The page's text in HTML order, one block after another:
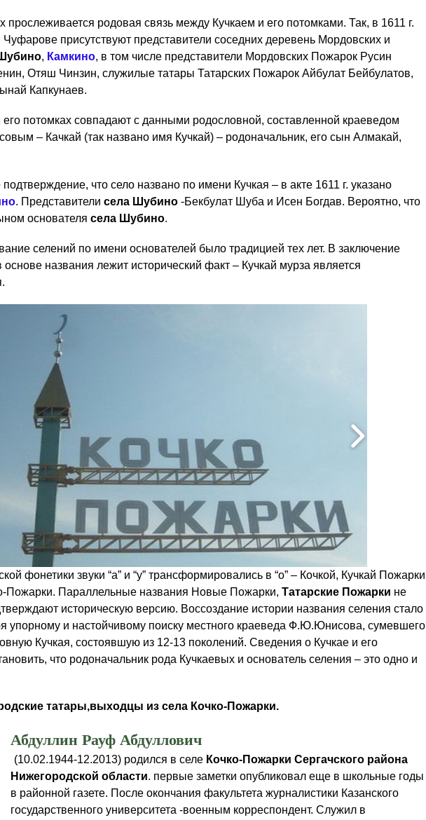
прослеживается родовая связь между Кучкаем и его потомками. Так, в 1611 г.
Чуфарове присутствуют представители соседних деревень Мордовских и
, Камкино, в том числе представители Мордовских Пожарок Русин
Отяш Чинзин, служилые татары Татарских Пожарок Айбулат Бейбулатов,
Капкунаев.
потомках совпадают с данными родословной, составленной краеведом
– Качкай (так названо имя Кучкай) – родоначальник, его сын Алмакай,
что село названо по имени Кучкая – в акте 1611 г. указано
. Представители села Шубино -Бекбулат Шуба и Исен Богдав. Вероятно, что
основателя села Шубино.
селений по имени основателей было традицией тех лет. В заключение
основе названия лежит исторический факт – Кучкай мурза является
фонетики звуки “а” и “у” трансформировались в “о” – Кочкой, Кучкай Пожарки
Пожарки. Параллельные названия Новые Пожарки, Татарские Пожарки не
историческую версию. Воссоздание истории названия селения стало
упорному и настойчивому поиску местного краеведа Ф.Ю.Юнисова, сумевшего
Кучкая, состоявшую из 12-13 поколений. Сведения о Кучкае и его
что родоначальник рода Кучкаевых и основатель селения – это одно и
татары,выходцы из села Кочко-Пожарки.
Абдуллин Рауф Абдуллович
(10.02.1944-12.2013) родился в селе Кочко-Пожарки Сергачского района
Нижегородской области. первые заметки опубликовал еще в школьные годы
в районной газете. После окончания факультета журналистики Казанского
государственного университета -военным корреспондент. Служил в